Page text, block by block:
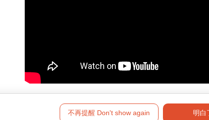
不再提醒 Don't show again 明白
810
and the Maiden”, D. 810